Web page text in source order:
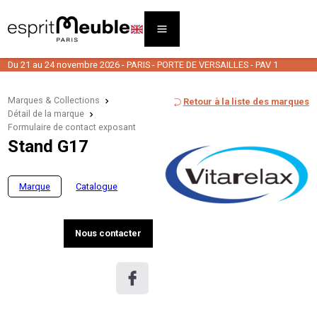
Du 21 au 24 novembre 2026 - PARIS - PORTE DE VERSAILLES - PAV 1
Marques & Collections
Détail de la marque
Formulaire de contact exposant
Retour à la liste des marques
Stand G17
Marque Catalogue
Nous contacter